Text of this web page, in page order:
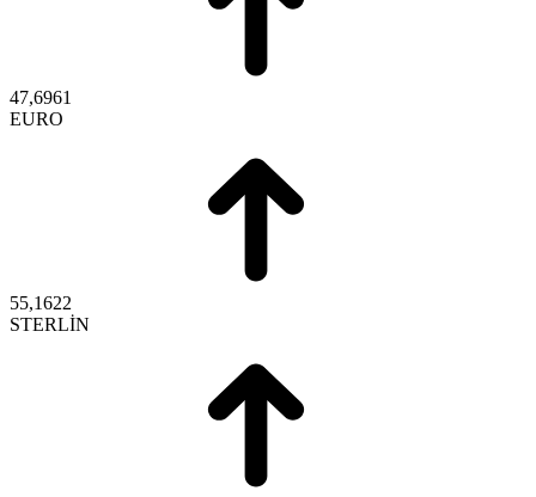
47,6961
EURO
55,1622
STERLİN